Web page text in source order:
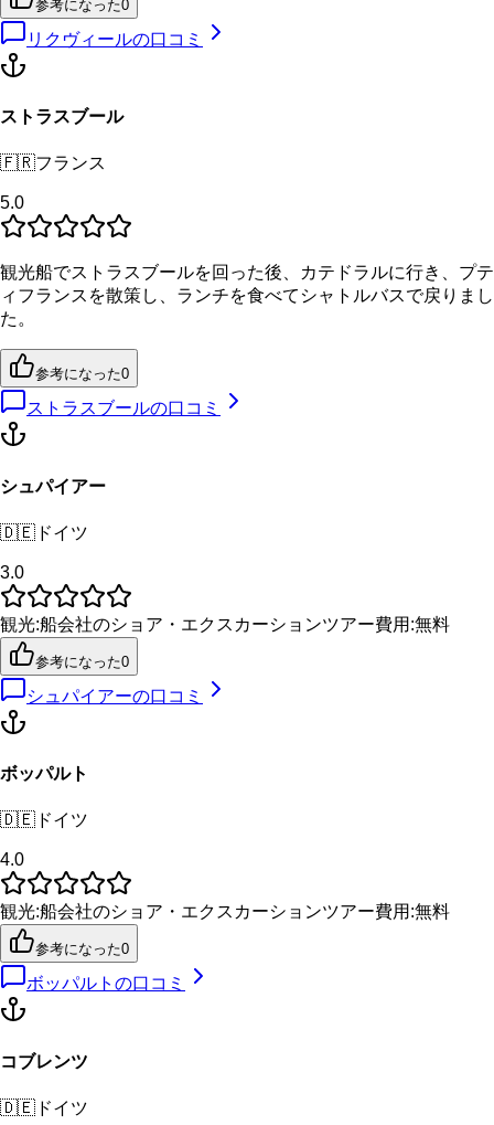
参考になった0
リクヴィールの口コミ
ストラスブール
🇫🇷フランス
5.0
観光船でストラスブールを回った後、カテドラルに行き、プテ
ィフランスを散策し、ランチを食べてシャトルバスで戻りまし
た。
参考になった0
ストラスブールの口コミ
シュパイアー
🇩🇪 ドイツ
3.0
観光:船会社のショア・エクスカーションツアー費用 :無料
参考になった0
シュパイアーの口コミ
ボッパルト
🇩🇪 ドイツ
4.0
観光:船会社のショア・エクスカーションツアー費用 :無料
参考になった0
ボッパルト の口コミ
コブレンツ
🇩🇪 ドイツ